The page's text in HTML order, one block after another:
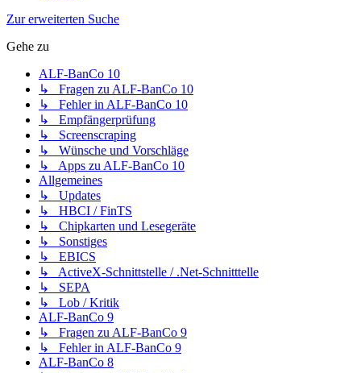
Zur erweiterten Suche
Gehe zu
ALF-BanCo 10
↳ Fragen zu ALF-BanCo 10
↳ Fehler in ALF-BanCo 10
↳ Empfängerprüfung
↳ Screenscraping
↳ Wünsche und Vorschläge
↳ Apps zu ALF-BanCo 10
Allgemeines
↳ Updates
↳ HBCI / FinTS
↳ Chipkarten und Lesegeräte
↳ Sonstiges
↳ EBICS
↳ ActiveX-Schnittstelle / .Net-Schnitttelle
↳ SEPA
↳ Lob / Kritik
ALF-BanCo 9
↳ Fragen zu ALF-BanCo 9
↳ Fehler in ALF-BanCo 9
ALF-BanCo 8